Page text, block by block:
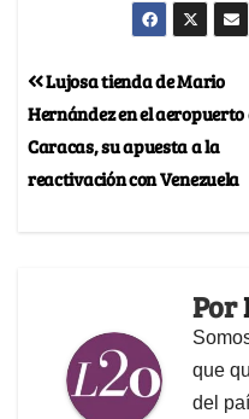
Lujosa tienda de Mario
Hernández en el aeropuerto
Caracas, su apuesta a la
reactivación con Venezuela
Por
que
del